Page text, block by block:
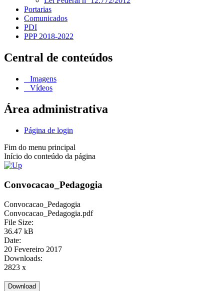
Portarias
Comunicados
PDI
PPP 2018-2022
Central de conteúdos
Imagens
Vídeos
Área administrativa
Página de login
Fim do menu principal
Início do conteúdo da página
Convocacao_Pedagogia
Convocacao_Pedagogia
Convocacao_Pedagogia.pdf
File Size:
36.47 kB
Date:
20 Fevereiro 2017
Downloads:
2823 x